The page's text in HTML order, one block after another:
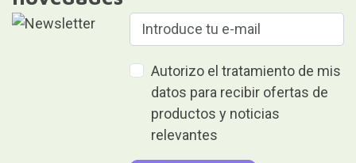
Autorizo el tratamiento de mis
datos para recibir ofertas de
productos y noticias
relevantes